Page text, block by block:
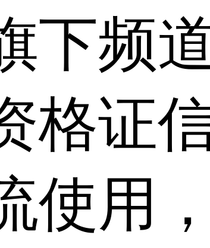
下频
格证
使用